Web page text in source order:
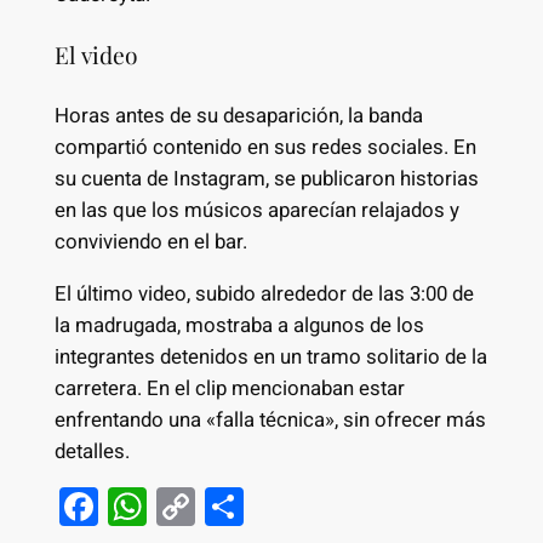
El video
Horas antes de su desaparición, la banda
compartió contenido en sus redes sociales. En
su cuenta de Instagram, se publicaron historias
en las que los músicos aparecían relajados y
conviviendo en el bar.
El último video, subido alrededor de las 3:00 de
la madrugada, mostraba a algunos de los
integrantes detenidos en un tramo solitario de la
carretera. En el clip mencionaban estar
enfrentando una «falla técnica», sin ofrecer más
detalles.
F W C S